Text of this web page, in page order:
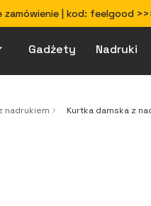
zamówienie | kod: feelgood
Gadżety Nadruki
nadrukiem Kurtka damska z